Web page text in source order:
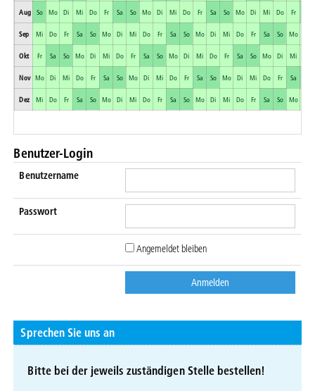
Aug So Mo Di Mi Do Fr Sa So Mo Di Mi Do Fr Sa So Mo Di Mi Do Fr
Sep Mi Do Fr Sa So Mo Di Mi Do Fr Sa So Mo Di Mi Do Fr Sa So Mo
Okt Fr Sa So Mo Di Mi Do Fr Sa So Mo Di Mi Do Fr Sa So Mo Di Mi
Nov Mo Di Mi Do Fr Sa So Mo Di Mi Do Fr Sa So Mo Di Mi Do Fr Sa
Dez Mi Do Fr Sa So Mo Di Mi Do Fr Sa So Mo Di Mi Do Fr Sa So Mo
Benutzer-Login
Benutzername
Passwort
Angemeldet bleiben
Sprechen Sie uns an
Bitte bei der jeweils zuständigen Stelle bestellen!